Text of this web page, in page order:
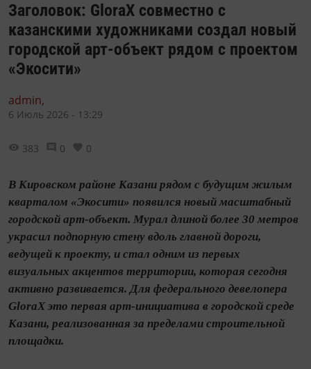
Заголовок: GloraX совместно с
казанскими художниками создал новый
городской арт-объект рядом с проектом
«Экосити»
admin,
6 Июль 2026 - 13:29
383 0 0
В Кировском районе Казани рядом с будущим жилым
кварталом «Экосити» появился новый масштабный
городской арт-объект. Мурал длиной более 30 метров
украсил подпорную стену вдоль главной дороги,
ведущей к проекту, и стал одним из первых
визуальных акцентов территории, которая сегодня
активно развивается. Для федерального девелопера
GloraX это первая арт-инициатива в городской среде
Казани, реализованная за пределами строительной
площадки.